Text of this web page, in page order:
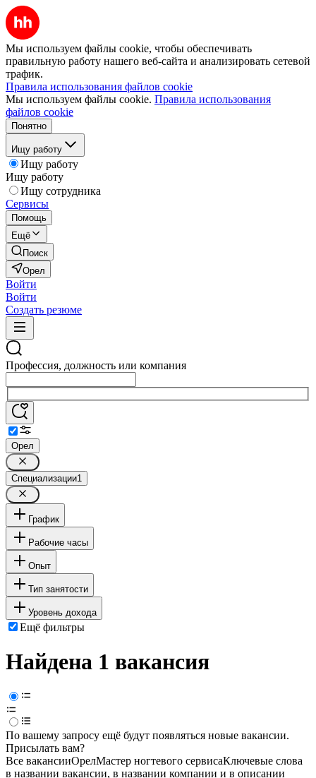
Мы используем файлы cookie, чтобы обеспечивать
правильную работу нашего веб-сайта и анализировать сетевой
трафик.
Правила использования файлов cookie
Мы используем файлы cookie. Правила использования
файлов cookie
Понятно
Ищу работу
Ищу работу
Ищу работу
Ищу сотрудника
Сервисы
Помощь
Ещё
Поиск
Орел
Войти
Войти
Создать резюме
Профессия, должность или компания
Орел
Специализации1
График
Рабочие часы
Опыт
Тип занятости
Уровень дохода
Ещё фильтры
Найдена 1 вакансия
По вашему запросу ещё будут появляться новые вакансии.
Присылать вам?
Все вакансииОрелМастер ногтевого сервисаКлючевые слова
в названии вакансии, в названии компании и в описании